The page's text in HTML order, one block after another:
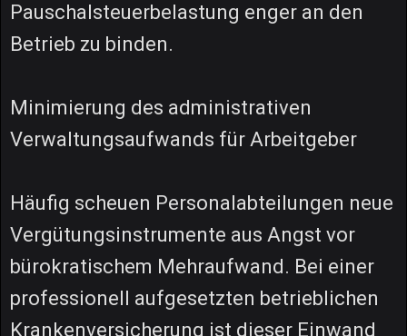
Pauschalsteuerbelastung enger an den
Betrieb zu binden.
Minimierung des administrativen
Verwaltungsaufwands für Arbeitgeber
Häufig scheuen Personalabteilungen neue
Vergütungsinstrumente aus Angst vor
bürokratischem Mehraufwand. Bei einer
professionell aufgesetzten betrieblichen
Krankenversicherung ist dieser Einwand